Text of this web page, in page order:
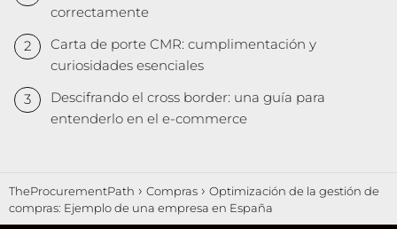
correctamente
Carta de porte CMR: cumplimentación y
curiosidades esenciales
Descifrando el cross border: una guía para
entenderlo en el e-commerce
TheProcurementPath Compras
Optimización de la gestión de
compras: Ejemplo de una empresa en España